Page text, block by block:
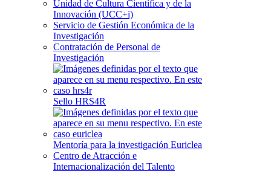
Unidad de Cultura Científica y de la
Innovación (UCC+i)
Servicio de Gestión Económica de la
Investigación
Contratación de Personal de
Investigación
Sello HRS4R
Mentoría para la investigación Euriclea
Centro de Atracción e
Internacionalización del Talento